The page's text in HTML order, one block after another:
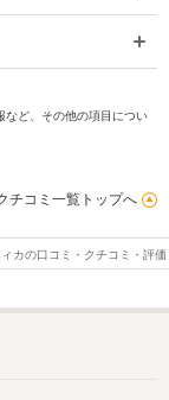
など、その他の項目につい
チコミ一覧トップへ
カの口コミ・クチコミ・評